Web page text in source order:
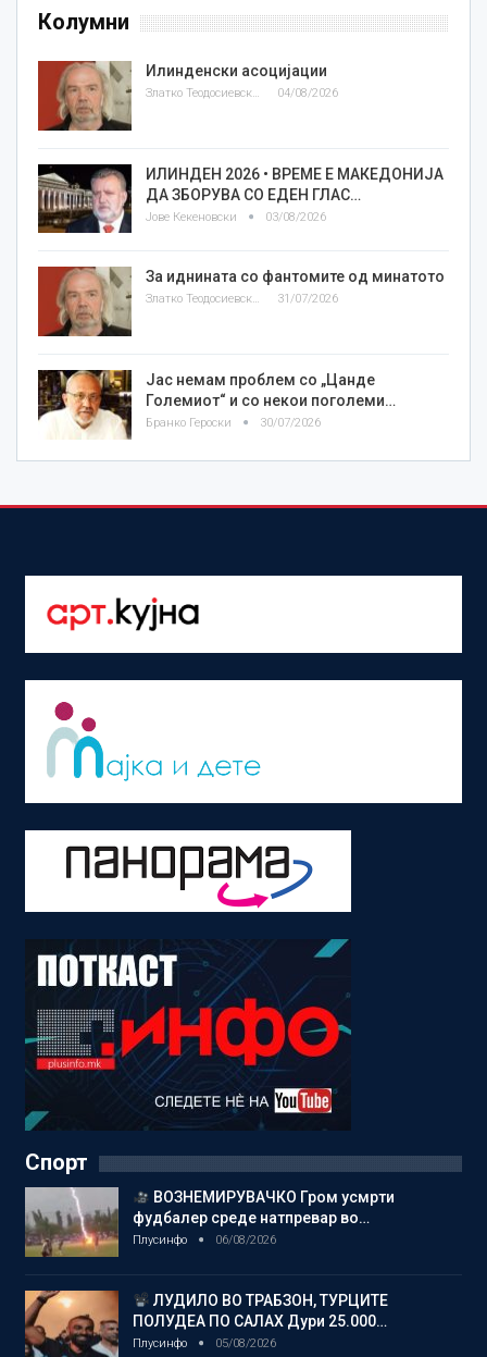
Колумни
Илинденски асоцијации
Златко Теодосиевски 04/08/2026
ИЛИНДЕН 2026 • ВРЕМЕ Е МАКЕДОНИЈА
ДА ЗБОРУВА СО ЕДЕН ГЛАС…
Јове Кекеновски 03/08/2026
За иднината со фантомите од минатото
Златко Теодосиевски 31/07/2026
Јас немам проблем со „Цанде
Големиот“ и со некои поголеми…
Бранко Героски 30/07/2026
Спорт
ВОЗНЕМИРУВАЧКО Гром усмрти
фудбалер среде натпревар во…
Плусинфо 06/08/2026
ЛУДИЛО ВО ТРАБЗОН, ТУРЦИТЕ
ПОЛУДЕА ПО САЛАХ Дури 25.000…
Плусинфо 05/08/2026